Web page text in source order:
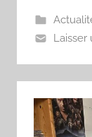
Laisser